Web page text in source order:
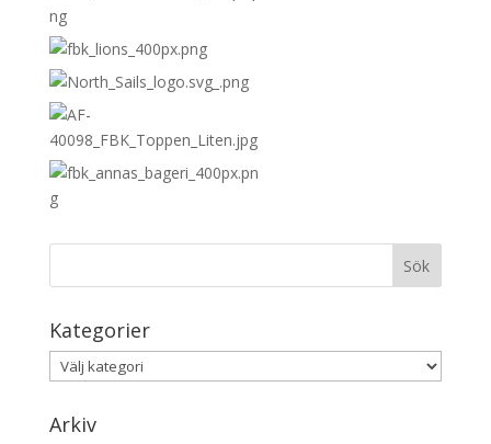
Kategorier
Kategorier
Arkiv